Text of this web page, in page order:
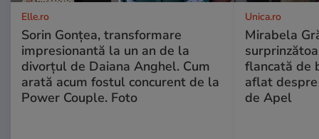
Elle.ro
Sorin Gonțea, transformare
impresionantă la un an de la
divorțul de Daiana Anghel. Cum
arată acum fostul concurent de la
Power Couple. Foto
Unica.ro
Mirabela
flancată de
aflat
de Apel